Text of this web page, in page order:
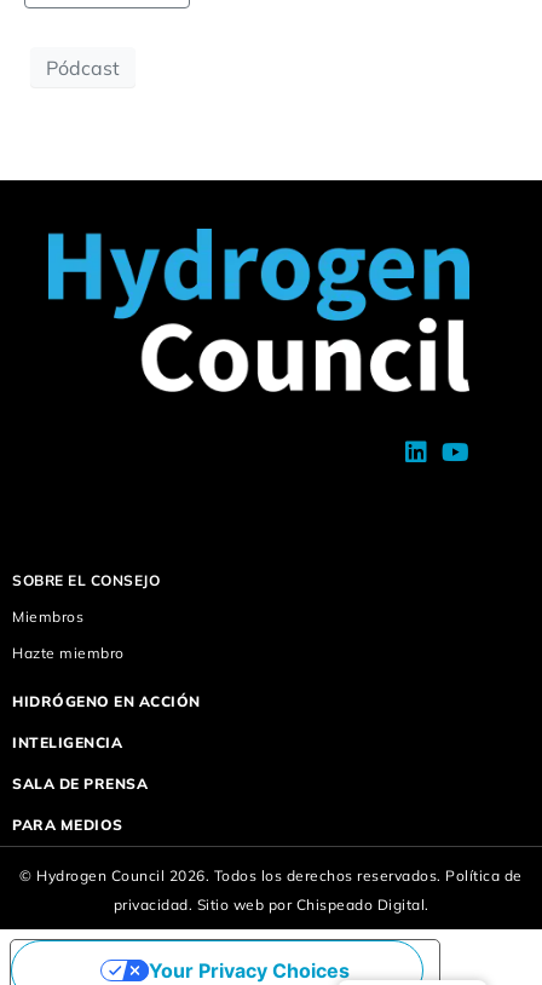
Pódcast
SOBRE EL CONSEJO
Miembros
Hazte miembro
HIDRÓGENO EN ACCIÓN
INTELIGENCIA
SALA DE PRENSA
PARA MEDIOS
© Hydrogen Council 2026. Todos los derechos reservados. Política de
privacidad. Sitio web por Chispeado Digital.
Your Privacy Choices